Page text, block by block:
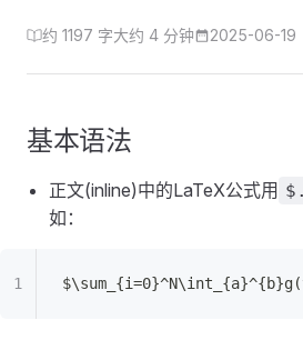
约 1197 字大约 4 分钟 2025-06-19
基本语法
正文(inline)中的LaTeX公式用
如：